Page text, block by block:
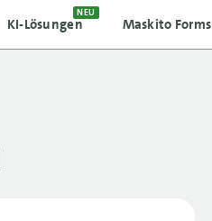
KI-Lösungen
NEU
Maskito Forms